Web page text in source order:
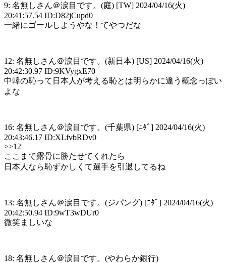
9: 名無しさん＠涙目です。(庭) [TW] 2024/04/16(火)
20:41:57.54 ID:D82jCupd0
一緒にゴールしようやな！てやつだな
12: 名無しさん＠涙目です。(新日本) [US] 2024/04/16(火)
20:42:30.97 ID:9KVygxE70
中韓の恥って日本人が考える恥とは明らかに違う概念っぽい
よな
16: 名無しさん＠涙目です。(千葉県) [ﾆﾀﾞ] 2024/04/16(火)
20:43:46.17 ID:XLfvbRDv0
>>12
ここまで露骨に勝たせてくれたら
日本人なら恥ずかしくて選手を引退してるね
13: 名無しさん＠涙目です。(ジパング) [ﾆﾀﾞ] 2024/04/16(火)
20:42:50.94 ID:9wT3wDUr0
微笑ましいな
18: 名無しさん＠涙目です。(やわらか銀行)